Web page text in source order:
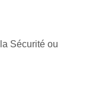
Sécurité ou